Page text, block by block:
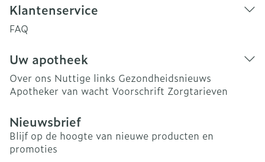
Klantenservice
FAQ
Uw apotheek
Over ons Nuttige links Gezondheidsnieuws
Apotheker van wacht Voorschrift Zorgtarieven
Nieuwsbrief
Blijf op de hoogte van nieuwe producten en
promoties